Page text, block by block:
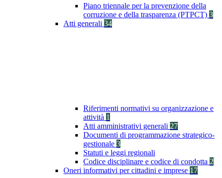
Piano triennale per la prevenzione della
corruzione e della trasparenza (PTPCT) 3
Atti generali 34
Riferimenti normativi su organizzazione e
attività 1
Atti amministrativi generali 27
Documenti di programmazione strategico-
gestionale 3
Statuti e leggi regionali
Codice disciplinare e codice di condotta 2
Oneri informativi per cittadini e imprese 17